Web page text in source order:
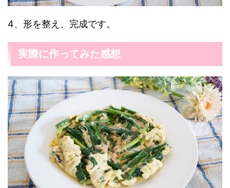
4、形を整え、完成です。
実際に作ってみた感想